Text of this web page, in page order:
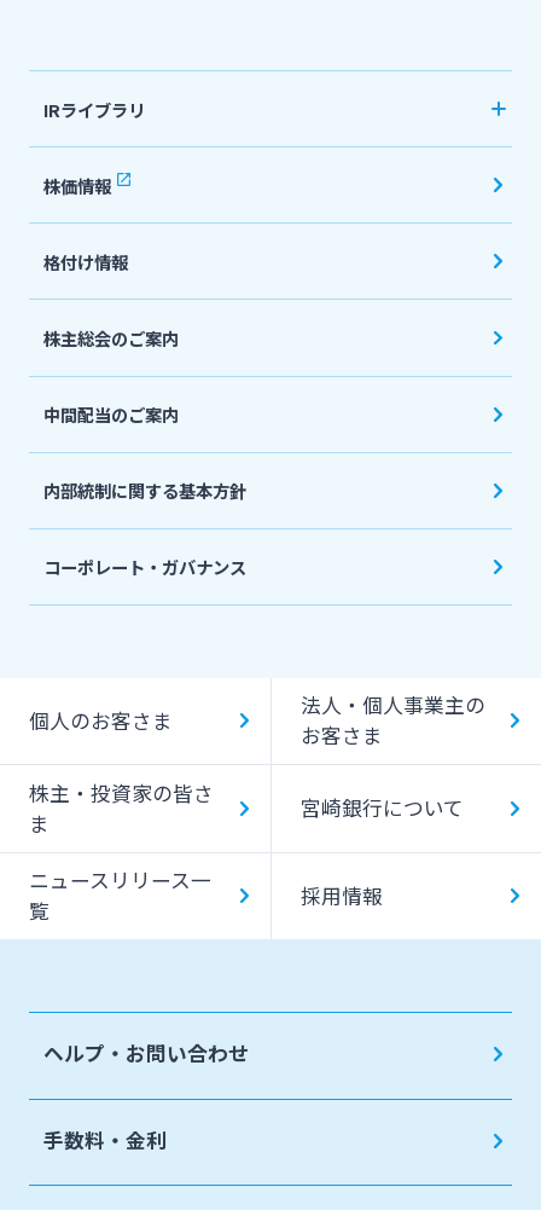
法人・個人事業主のお客さま
株主・投資家の皆さま
宮崎銀行について
ニュースリリース一覧
採用情報
お問い合わせ先一覧
IRライブラリ
決算短信
有価証券報告書・四半期報告書
IR関連ニュースリリース
会社説明会資料
投資家向け説明会資料
English
株価情報
格付け情報
株主総会のご案内
中間配当のご案内
内部統制に関する基本方針
コーポレート・ガバナンス
個人のお客さま
法人・個人事業主の
お客さま
株主・投資家の皆さ
ま
宮崎銀行について
ニュースリリース一
覧
採用情報
ヘルプ・お問い合わせ
手数料・金利